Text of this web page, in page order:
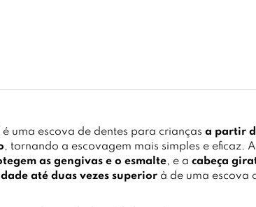
é uma escova de dentes para crianças a partir
, tornando a escovagem mais simples e eficaz.
as gengivas e o esmalte, e a cabeça
até duas vezes superior à de uma escova